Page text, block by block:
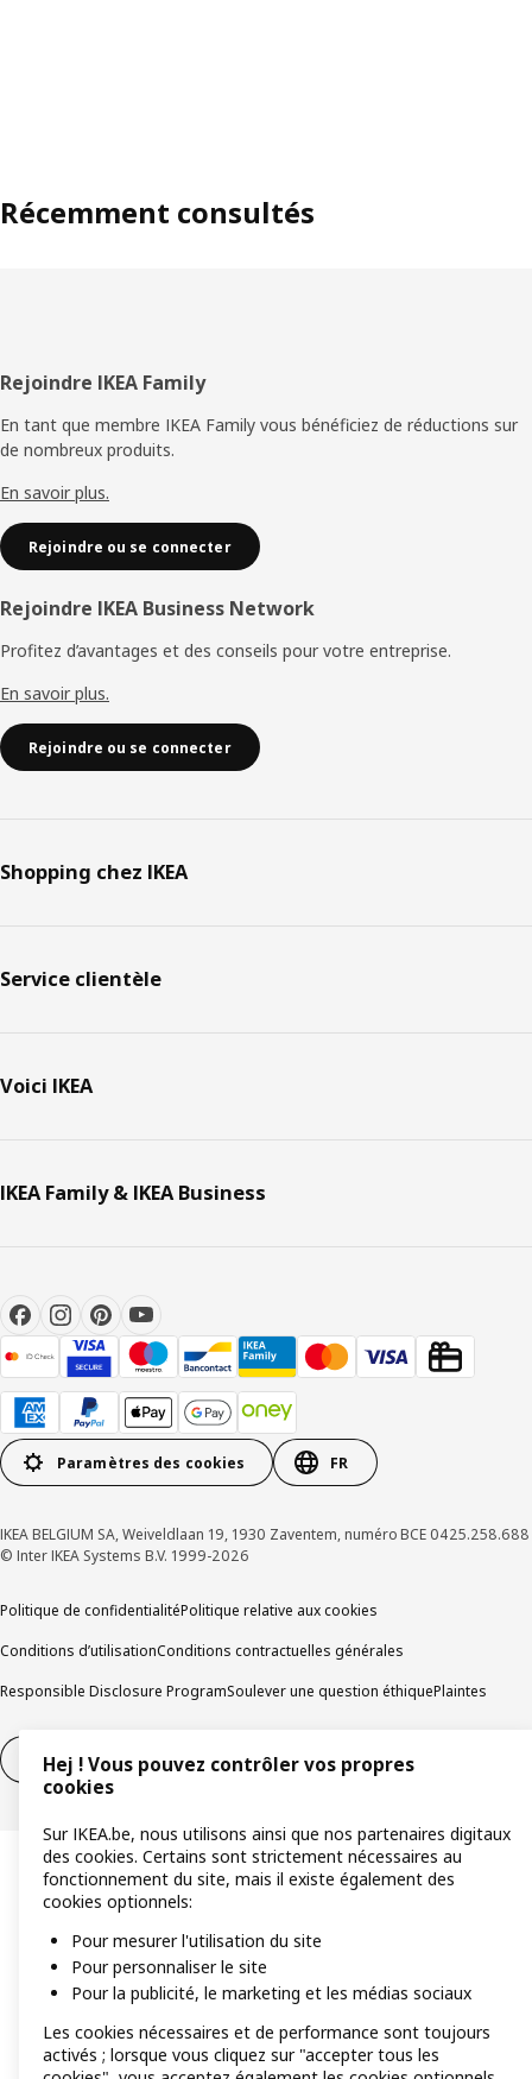
Récemment consultés
Pied
de
page
Rejoindre IKEA Family
En tant que membre IKEA Family vous bénéficiez de réductions sur
de nombreux produits.
En savoir plus.
Rejoindre ou se connecter
Rejoindre IKEA Business Network
Profitez d’avantages et des conseils pour votre entreprise.
En savoir plus.
Rejoindre ou se connecter
Shopping chez IKEA
Service clientèle
Voici IKEA
IKEA Family & IKEA Business
Paramètres des cookies FR
IKEA BELGIUM SA, Weiveldlaan 19, 1930 Zaventem, numéro BCE 0425.258.688
© Inter IKEA Systems B.V. 1999-2026
Politique de confidentialitéPolitique relative aux cookies
Conditions d’utilisationConditions contractuelles générales
Responsible Disclosure ProgramSoulever une question éthiquePlaintes
Droit de rétractation Droit de rétractation (services)
Hej ! Vous pouvez contrôler vos propres
cookies
Sur IKEA.be, nous utilisons ainsi que nos partenaires digitaux
des cookies. Certains sont strictement nécessaires au
fonctionnement du site, mais il existe également des
cookies optionnels:
Pour mesurer l'utilisation du site
Pour personnaliser le site
Pour la publicité, le marketing et les médias sociaux
Les cookies nécessaires et de performance sont toujours
activés ; lorsque vous cliquez sur "accepter tous les